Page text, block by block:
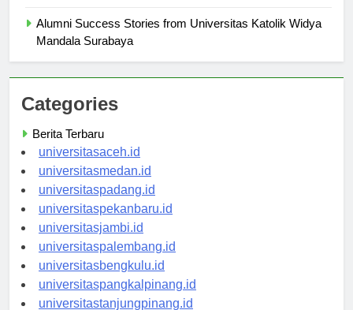
Alumni Success Stories from Universitas Katolik Widya
Categories
Berita Terbaru
universitasaceh.id
universitasmedan.id
universitaspadang.id
universitaspekanbaru.id
universitasjambi.id
universitaspalembang.id
universitasbengkulu.id
universitaspangkalpinang.id